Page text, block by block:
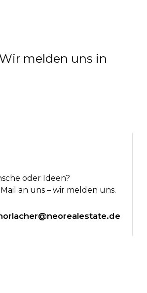
melden uns in
oder Ideen?
an uns – wir melden uns.